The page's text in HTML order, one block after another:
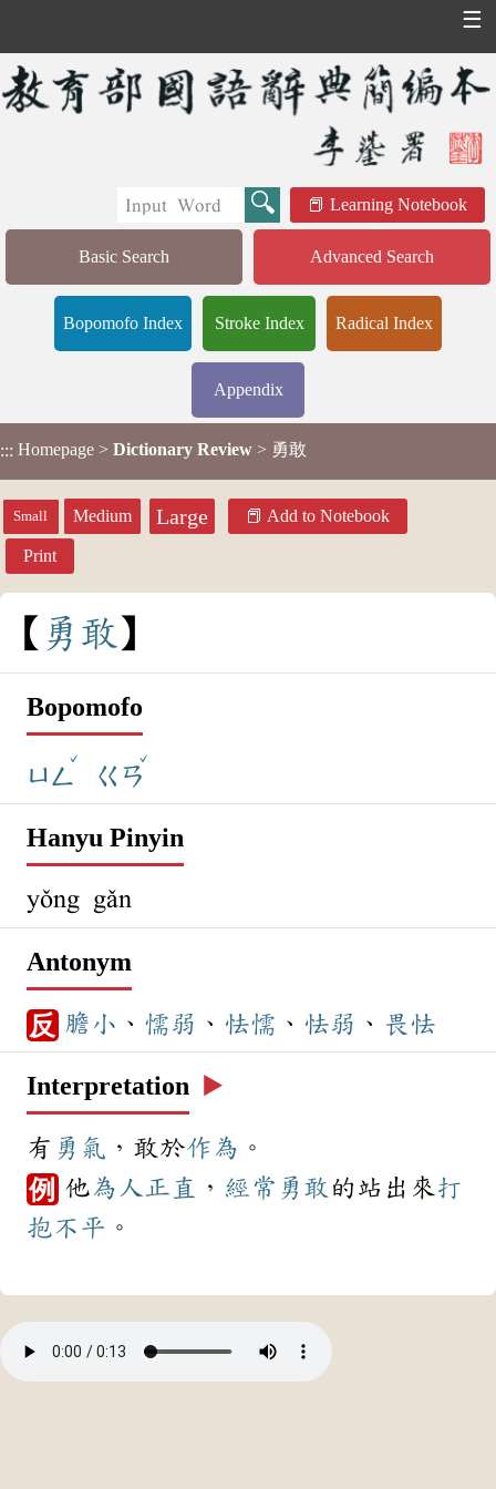
☰
Learning Notebook
Basic Search Advanced Search
Bopomofo Index Stroke Index Radical Index
Appendix
::: Homepage > Dictionary Review > 勇敢
Small Medium Large Add to Notebook
Print
勇 敢
Bopomofo
ㄩㄥ
ˇ
ㄍㄢ
ˇ
Hanyu Pinyin
yǒng gǎn
Antonym
反 膽小 、 懦弱 、 怯懦 、 怯弱 、 畏怯
Interpretation ▶️
有 勇氣 ，敢於作為 。
例 他為人 正直 ， 經常 勇敢 的站出來打
抱不平 。